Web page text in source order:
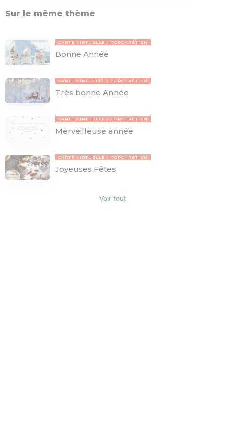
Sur le même thème
CARTE VIRTUELLE TOPCHRÉTIEN
Bonne Année
CARTE VIRTUELLE TOPCHRÉTIEN
Très bonne Année
CARTE VIRTUELLE TOPCHRÉTIEN
Merveilleuse année
CARTE VIRTUELLE TOPCHRÉTIEN
Joyeuses Fêtes
Voir tout